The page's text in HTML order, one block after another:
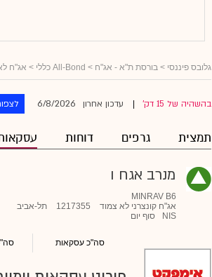
גלובס פיננסי > בורסת ת"א - אג"ח > All-Bond כללי > אג"ח
בהשהיה של 15 דק' עדכון אחרון 6/8/2026
תמצית גרפים דוחות
מנרב אגח ו
MINRAV B6
אג"ח קונצרני לא צמוד
1217355
תל-אביב
NIS
סוף יום
סה"כ עסקאות